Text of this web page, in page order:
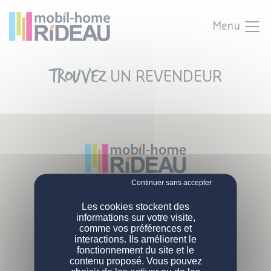
Menu
NOS MOBIL-HOMES
Nos modèles
Nos gammes
PERSONNALISATION
Configurations de série
DEVENIR PROPRIÉTAIRE
TrouvezUN REVENDEUR
85190 Venansault
Tél :02 51 07 38 02
L'ENTREPRISE
Qui sommes-nous ?
Les cookies stockent des
informations sur votre visite,
comme vos préférences et
interactions. Ils améliorent le
fonctionnement du site et le
contenu proposé. Vous pouvez